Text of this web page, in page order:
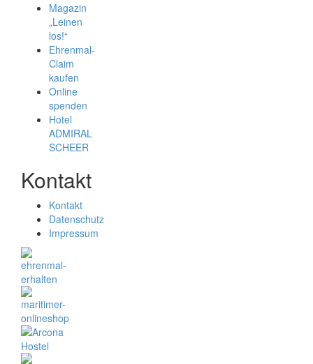
Magazin
„Leinen
los!“
Ehrenmal-
Claim
kaufen
Online
spenden
Hotel
ADMIRAL
SCHEER
Kontakt
Kontakt
Datenschutz
Impressum